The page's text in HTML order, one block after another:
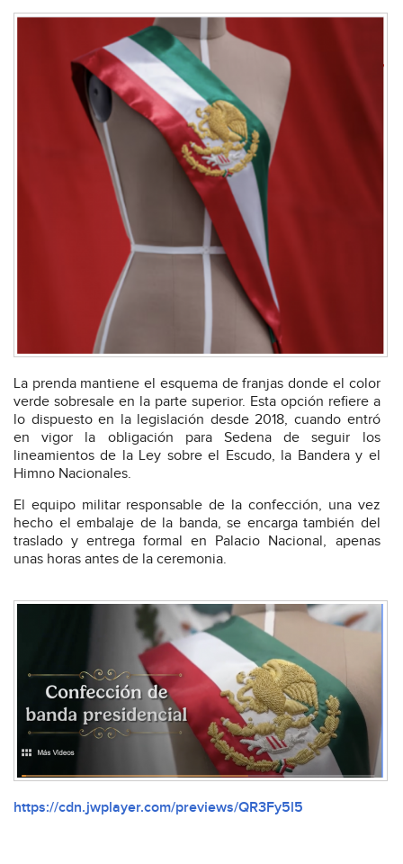
La prenda mantiene el esquema de franjas donde el color
verde sobresale en la parte superior. Esta opción refiere a
lo dispuesto en la legislación desde 2018, cuando entró
en vigor la obligación para Sedena de seguir los
lineamientos de la Ley sobre el Escudo, la Bandera y el
Himno Nacionales.
El equipo militar responsable de la confección, una vez
hecho el embalaje de la banda, se encarga también del
traslado y entrega formal en Palacio Nacional, apenas
unas horas antes de la ceremonia.
https://cdn.jwplayer.com/previews/QR3Fy5l5